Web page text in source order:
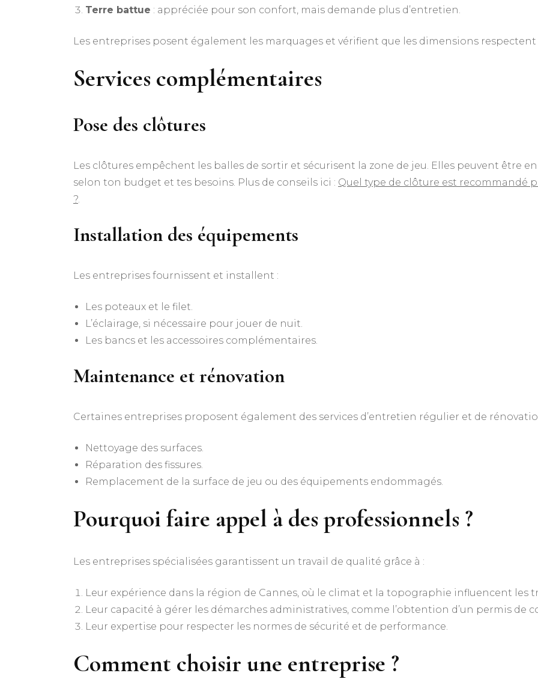
Terre battue : appréciée pour son confort, mais demande plus d’entretien.
Les entreprises posent également les marquages et vérifient que les dimensions
Services complémentaires
Pose des clôtures
Les clôtures empêchent les balles de sortir et sécurisent la zone de jeu. Elles peuvent être
selon ton budget et tes besoins. Plus de conseils ici : Quel type de clôture est recommandé
?.
Installation des équipements
Les entreprises fournissent et installent :
Les poteaux et le filet.
L’éclairage, si nécessaire pour jouer de nuit.
Les bancs et les accessoires complémentaires.
Maintenance et rénovation
Certaines entreprises proposent également des services d’entretien régulier et de
Nettoyage des surfaces.
Réparation des fissures.
Remplacement de la surface de jeu ou des équipements endommagés.
Pourquoi faire appel à des professionnels ?
Les entreprises spécialisées garantissent un travail de qualité grâce à :
Leur expérience dans la région de Cannes, où le climat et la topographie influencent les
Leur capacité à gérer les démarches administratives, comme l’obtention d’un permis de
Leur expertise pour respecter les normes de sécurité et de performance.
Comment choisir une entreprise ?